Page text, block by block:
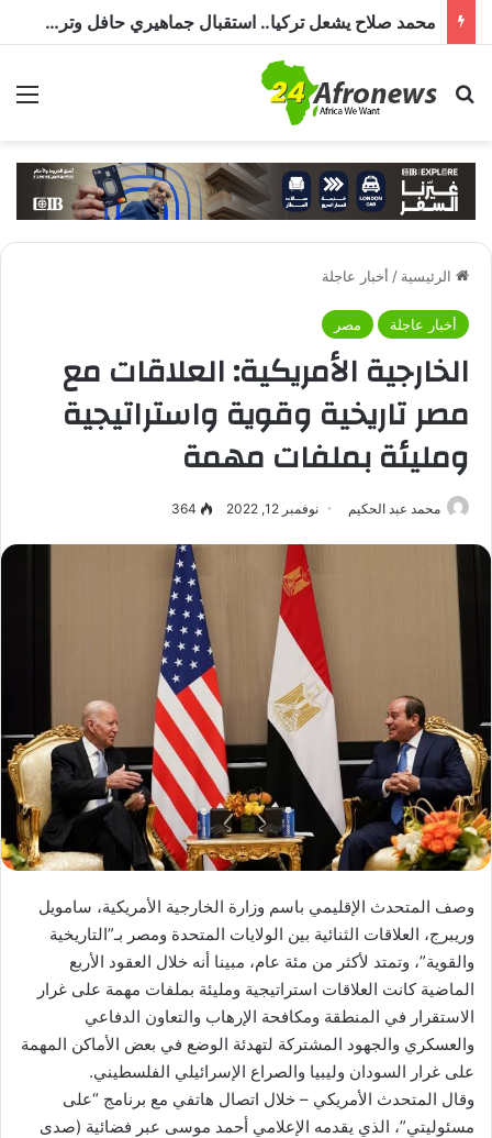
محمد صلاح يشعل تركيا.. استقبال جماهيري حافل وترحيب بـ”الملك المصري” قبل انضمامه إلى طرابزون سبور
بحث عن
الرئيسية / أخبار عاجلة
أخبار عاجلة مصر
الخارجية الأمريكية: العلاقات مع
مصر تاريخية وقوية واستراتيجية
ومليئة بملفات مهمة
محمد عبد الحكيم نوفمبر 12, 2022 364
وصف المتحدث الإقليمي باسم وزارة الخارجية الأمريكية، سامويل
وريبرج، العلاقات الثنائية بين الولايات المتحدة ومصر بـ”التاريخية
والقوية”، وتمتد لأكثر من مئة عام، مبينا أنه خلال العقود الأربع
الماضية كانت العلاقات استراتيجية ومليئة بملفات مهمة على غرار
الاستقرار في المنطقة ومكافحة الإرهاب والتعاون الدفاعي
والعسكري والجهود المشتركة لتهدئة الوضع في بعض الأماكن المهمة
على غرار السودان وليبيا والصراع الإسرائيلي الفلسطيني.
وقال المتحدث الأمريكي – خلال اتصال هاتفي مع برنامج “على
مسئوليتي”، الذي يقدمه الإعلامي أحمد موسى عبر فضائية (صدى